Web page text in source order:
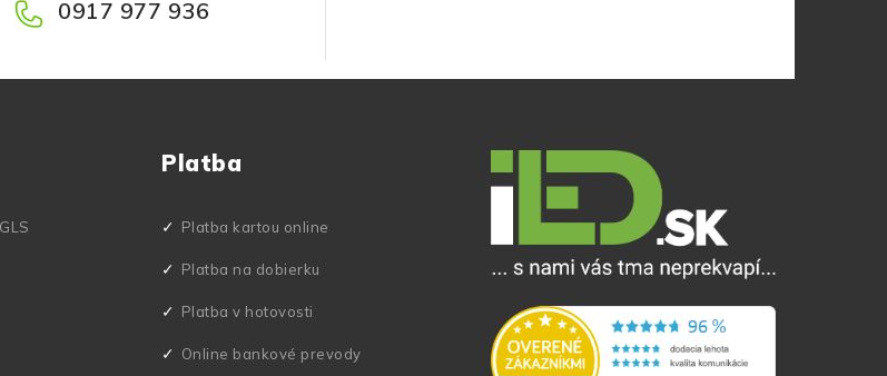
0917 977 936
Platba
Platba kartou online
Platba na dobierku
Platba v hotovosti
Online bankové prevody